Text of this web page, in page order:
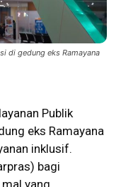
di gedung eks Ramayana
Publik
eks Ramayana
inklusif.
bagi